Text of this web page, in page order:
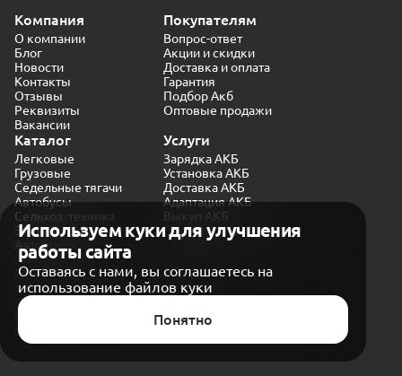
Используем куки для улучшения
работы сайта
Оставаясь с нами, вы соглашаетесь на
использование файлов куки
Понятно
Компания
О компании
Блог
Новости
Контакты
Отзывы
Реквизиты
Вакансии
Покупателям
Вопрос-ответ
Акции и скидки
Доставка и оплата
Гарантия
Подбор Акб
Оптовые продажи
Каталог
Легковые
Грузовые
Седельные тягачи
Автобусы
Сельхоз. техника
Экскаваторы
Автокраны
Услуги
Зарядка АКБ
Установка АКБ
Доставка АКБ
Адаптация АКБ
Выкуп АКБ
Проверка генератора
Политика конфиденциальности
Обработка персональных данных
Согласие на обработку в «Яндекс.Метрика»
Карта сайта
© CARAKB 2026. Все права защищены